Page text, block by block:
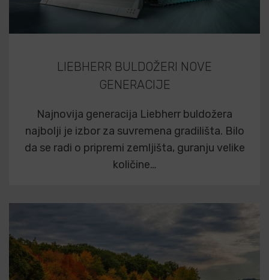
LIEBHERR BULDOŽERI NOVE
GENERACIJE
Najnovija generacija Liebherr buldožera
najbolji je izbor za suvremena gradilišta. Bilo
da se radi o pripremi zemljišta, guranju velike
količine…